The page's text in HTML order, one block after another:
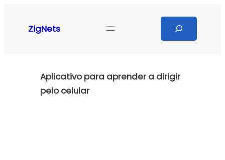
ZigNets
Aplicativo para aprender a dirigir
pelo celular